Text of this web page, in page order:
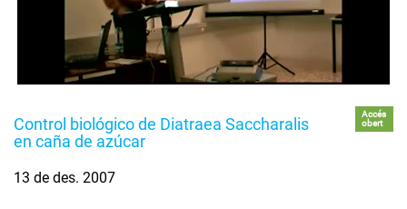
Control biológico de Diatraea Saccharalis
en caña de azúcar
Accés
obert
13 de des. 2007